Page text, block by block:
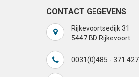
CONTACT GEGEVENS
Rijkevoortsedijk 31
5447 BD Rijkevoort
0031(0)485 - 371 427